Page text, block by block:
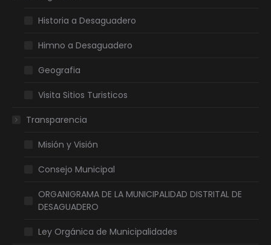
Historia a Desaguadero
Himno a Desaguadero
Geografia
Visita Sitios Turisticos
Transparencia
Misión y Visión
Consejo Municipal
ORGANIGRAMA DE LA MUNICIPALIDAD DISTRITAL DE
DESAGUADERO
Ley Orgánica de Municipalidades